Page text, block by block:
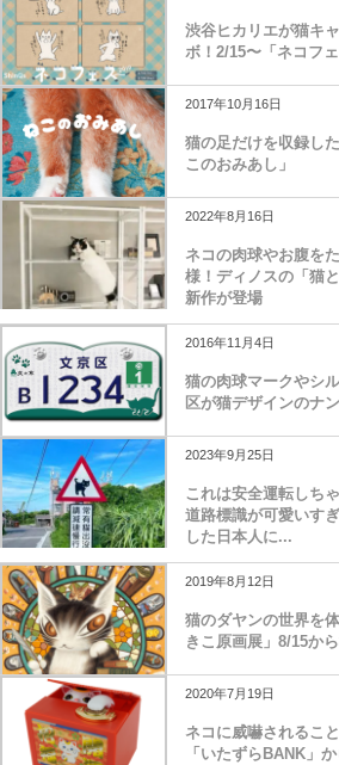
渋谷ヒカリエが猫キ
ボ！2/15〜「ネコフ
2017年10月16日
猫の足だけを収録し
このおみあし」
2022年8月16日
ネコの肉球やお腹を
様！ディノスの「猫
新作が登場
2016年11月4日
猫の肉球マークやシ
区が猫デザインのナ
2023年9月25日
これは安全運転しち
道路標識が可愛いす
した日本人に...
2019年8月12日
猫のダヤンの世界を
きこ原画展」8/15か
2020年7月19日
ネコに威嚇されるこ
「いたずらBANK」